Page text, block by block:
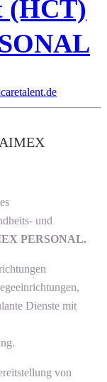
(HCT)
und
PERSONAL.
Dienste mit
von